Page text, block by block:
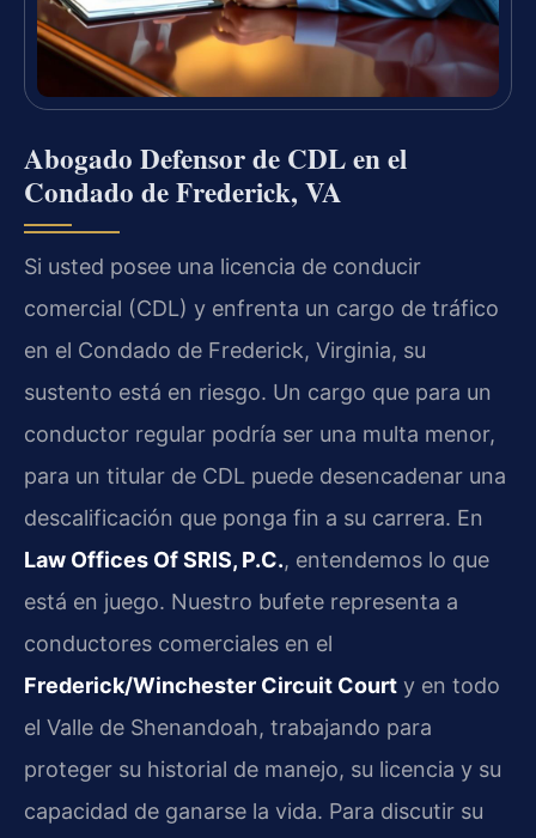
Abogado Defensor de CDL en el
Condado de Frederick, VA
Si usted posee una licencia de conducir
comercial (CDL) y enfrenta un cargo de tráfico
en el Condado de Frederick, Virginia, su
sustento está en riesgo. Un cargo que para un
conductor regular podría ser una multa menor,
para un titular de CDL puede desencadenar una
descalificación que ponga fin a su carrera. En
Law Offices Of SRIS, P.C., entendemos lo que
está en juego. Nuestro bufete representa a
conductores comerciales en el
Frederick/Winchester Circuit Court y en todo
el Valle de Shenandoah, trabajando para
proteger su historial de manejo, su licencia y su
capacidad de ganarse la vida. Para discutir su